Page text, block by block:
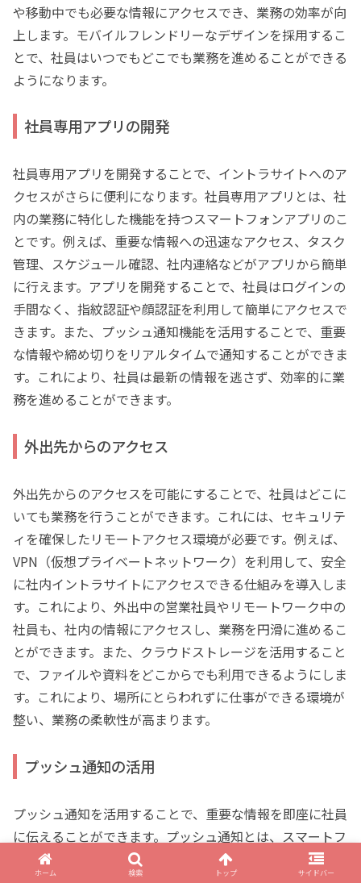
や移動中でも必要な情報にアクセスでき、業務の効率が向
上します。モバイルフレンドリーなデザインを採用するこ
とで、社員はいつでもどこでも業務を進めることができる
ようになります。
社員専用アプリの開発
社員専用アプリを開発することで、イントラサイトへのア
クセスがさらに便利になります。社員専用アプリとは、社
内の業務に特化した機能を持つスマートフォンアプリのこ
とです。例えば、重要な情報への迅速なアクセス、タスク
管理、スケジュール確認、社内連絡などがアプリから簡単
に行えます。アプリを開発することで、社員はログインの
手間なく、指紋認証や顔認証を利用して簡単にアクセスで
きます。また、プッシュ通知機能を活用することで、重要
な情報や締め切りをリアルタイムで通知することができま
す。これにより、社員は最新の情報を逃さず、効率的に業
務を進めることができます。
外出先からのアクセス
外出先からのアクセスを可能にすることで、社員はどこに
いても業務を行うことができます。これには、セキュリテ
ィを確保したリモートアクセス環境が必要です。例えば、
VPN（仮想プライベートネットワーク）を利用して、安全
に社内イントラサイトにアクセスできる仕組みを導入しま
す。これにより、外出中の営業社員やリモートワーク中の
社員も、社内の情報にアクセスし、業務を円滑に進めるこ
とができます。また、クラウドストレージを活用すること
で、ファイルや資料をどこからでも利用できるようにしま
す。これにより、場所にとらわれずに仕事ができる環境が
整い、業務の柔軟性が高まります。
プッシュ通知の活用
プッシュ通知を活用することで、重要な情報を即座に社員
に伝えることができます。プッシュ通知とは、スマートフ
ォンやタブレットにリアルタイムで表示される通知のこと
ホーム 検索 トップ サイドバー